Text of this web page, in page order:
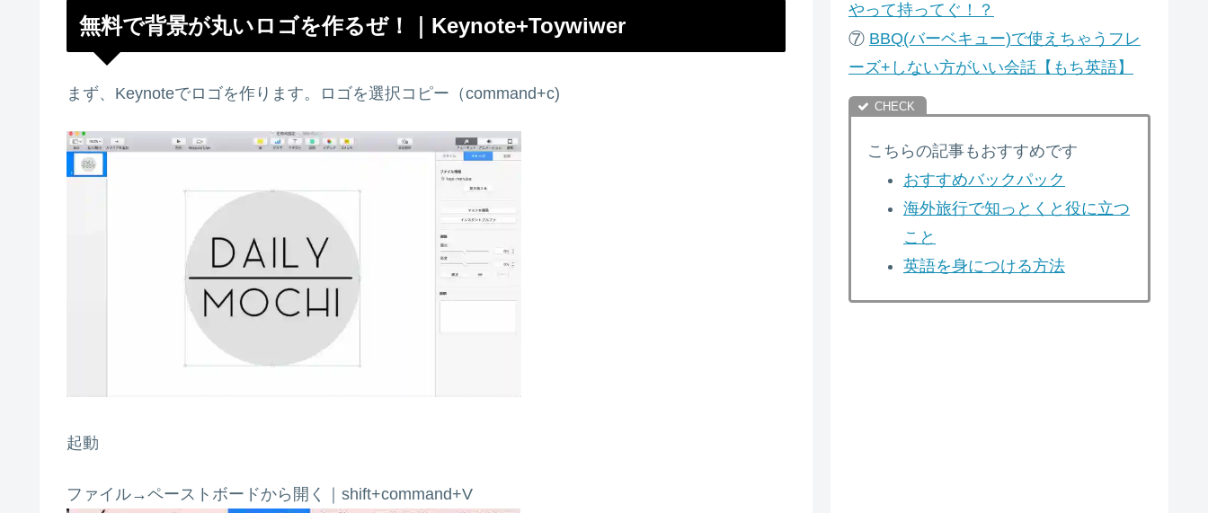
無料で背景が丸いロゴを作るぜ！｜Keynote+Toywiwer
まず、Keynoteでロゴを作ります。ロゴを選択コピー（command+c)
起動
ファイル→ペーストボードから開く｜shift+command+V
やって持ってぐ！？
⑦ BBQ(バーベキュー)で使えちゃうフレ
ーズ+しない方がいい会話【もち英語】
こちらの記事もおすすめです
おすすめバックパック
海外旅行で知っとくと役に立つ
こと
英語を身につける方法